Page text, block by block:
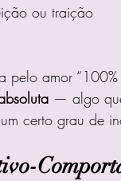
ou traição
pelo amor “100%
— algo
certo grau de